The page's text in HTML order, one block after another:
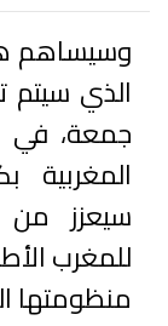
الذي سيتم
جمعة، في
المغربية
سيعزز من
للمغرب
منظومتها